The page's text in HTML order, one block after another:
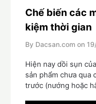
Chế biến các
kiệm thời gian
By Dacsan.com on
Hiện nay dồi sụn
sản phẩm chưa qua
trước (nướng hoặc